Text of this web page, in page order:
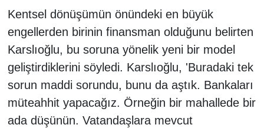
Kentsel dönüşümün önündeki en büyük
engellerden birinin finansman olduğunu belirten
Karslıoğlu, bu soruna yönelik yeni bir model
geliştirdiklerini söyledi. Karslıoğlu, 'Buradaki tek
sorun maddi sorundu, bunu da aştık. Bankaları
müteahhit yapacağız. Örneğin bir mahallede bir
ada düşünün. Vatandaşlara mevcut